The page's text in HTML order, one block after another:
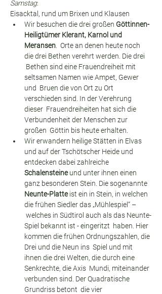
Samstag:
Eisacktal, rund um Brixen und Klausen
Wir besuchen die drei großen Göttinnen-
Heiligtümer Klerant, Karnol und
Meransen .  Orte an denen heute noch
die drei Bethen verehrt werden. Die drei
Bethen sind eine Frauendreiheit mit
seltsamen Namen wie Ampet, Gewer
und  Bruen die von Ort zu Ort
verschieden sind. In der Verehrung
dieser  Frauendreiheiten hat sich die
Verbundenheit der Menschen zur
großen  Göttin bis heute erhalten.
Wir erwandern heilige Stätten in Elvas
und auf der Tschötscher Heide und
entdecken dabei zahlreiche
Schalensteine und unter ihnen einen
ganz besonderen Stein. Die sogenannte
Neunte-Platte ist ein in Stein, in welchen
die frühen Siedler das „Mühlespiel“ –
welches in Südtirol auch als das Neunte-
Spiel bekannt ist - eingeritzt  haben. Hier
kommen die frühen Ordnungszahlen, die
Drei und die Neun ins  Spiel und mit
ihnen die drei Welten, die durch eine
Senkrechte, die Axis  Mundi, miteinander
verbunden sind. Der Quadratische
Grundriss betont  die vier